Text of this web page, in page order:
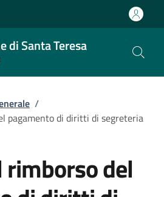
di Santa Teresa
/
pagamento di diritti di segreteria
rimborso del